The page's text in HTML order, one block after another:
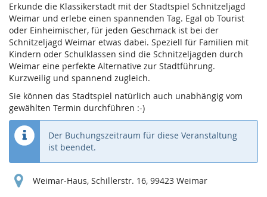
Erkunde die Klassikerstadt mit der Stadtspiel Schnitzeljagd
Weimar und erlebe einen spannenden Tag. Egal ob Tourist
oder Einheimischer, für jeden Geschmack ist bei der
Schnitzeljagd Weimar etwas dabei. Speziell für Familien mit
Kindern oder Schulklassen sind die Schnitzeljagden durch
Weimar eine perfekte Alternative zur Stadtführung.
Kurzweilig und spannend zugleich.
Sie können das Stadtspiel natürlich auch unabhängig vom
gewählten Termin durchführen :-)
Der Buchungszeitraum für diese Veranstaltung
ist beendet.
Weimar-Haus, Schillerstr. 16, 99423 Weimar